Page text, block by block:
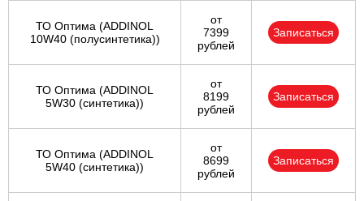
ТО Оптима (ADDINOL
10W40 (полусинтетика))
от
7399
рублей
Записаться
ТО Оптима (ADDINOL
5W30 (синтетика))
от
8199
рублей
Записаться
ТО Оптима (ADDINOL
5W40 (синтетика))
от
8699
рублей
Записаться